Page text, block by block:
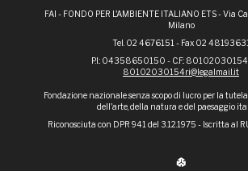
FAI - FONDO PER L'AMBIENTE ITALIANO ETS - Via
Milano
Tel. 02 4676151 - Fax 02 48193631
P.I.: 04358650150 - C.F.: 80102030154
80102030154ri@legalmail.it
Fondazione nazionale senza scopo di lucro per la
dell'arte, della natura e del paesaggio
Riconosciuta con DPR 941 del 3.12.1975 - Iscritta al